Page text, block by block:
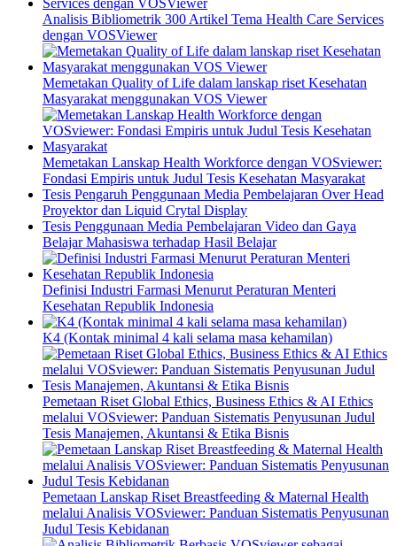
Analisis Bibliometrik 300 Artikel Tema Health Care Services
dengan VOSViewer
Memetakan Quality of Life dalam lanskap riset Kesehatan
Masyarakat menggunakan VOS Viewer
Memetakan Lanskap Health Workforce dengan VOSviewer:
Fondasi Empiris untuk Judul Tesis Kesehatan Masyarakat
Tesis Pengaruh Penggunaan Media Pembelajaran Over Head
Proyektor dan Liquid Crytal Display
Tesis Penggunaan Media Pembelajaran Video dan Gaya
Belajar Mahasiswa terhadap Hasil Belajar
Definisi Industri Farmasi Menurut Peraturan Menteri
Kesehatan Republik Indonesia
K4 (Kontak minimal 4 kali selama masa kehamilan)
Pemetaan Riset Global Ethics, Business Ethics & AI Ethics
melalui VOSviewer: Panduan Sistematis Penyusunan Judul
Tesis Manajemen, Akuntansi & Etika Bisnis
Pemetaan Lanskap Riset Breastfeeding & Maternal Health
melalui Analisis VOSviewer: Panduan Sistematis Penyusunan
Judul Tesis Kebidanan